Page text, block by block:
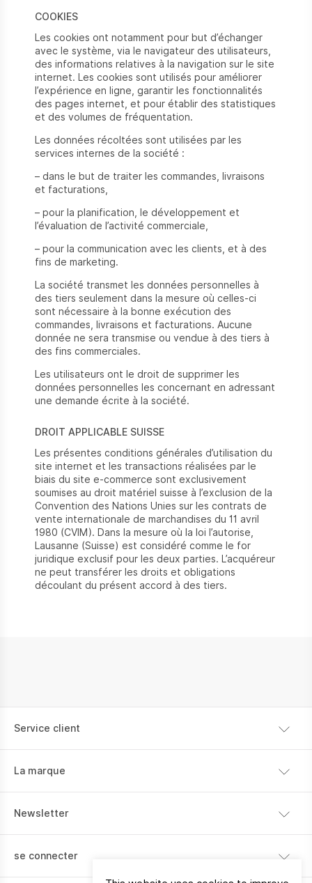
COOKIES
Les cookies ont notamment pour but d’échanger
avec le système, via le navigateur des utilisateurs,
des informations relatives à la navigation sur le site
internet. Les cookies sont utilisés pour améliorer
l’expérience en ligne, garantir les fonctionnalités
des pages internet, et pour établir des statistiques
et des volumes de fréquentation.
Les données récoltées sont utilisées par les
services internes de la société :
– dans le but de traiter les commandes, livraisons
et facturations,
– pour la planification, le développement et
l’évaluation de l’activité commerciale,
– pour la communication avec les clients, et à des
fins de marketing.
La société transmet les données personnelles à
des tiers seulement dans la mesure où celles-ci
sont nécessaire à la bonne exécution des
commandes, livraisons et facturations. Aucune
donnée ne sera transmise ou vendue à des tiers à
des fins commerciales.
Les utilisateurs ont le droit de supprimer les
données personnelles les concernant en adressant
une demande écrite à la société.
DROIT APPLICABLE SUISSE
Les présentes conditions générales d’utilisation du
site internet et les transactions réalisées par le
biais du site e-commerce sont exclusivement
soumises au droit matériel suisse à l’exclusion de la
Convention des Nations Unies sur les contrats de
vente internationale de marchandises du 11 avril
1980 (CVIM). Dans la mesure où la loi l’autorise,
Lausanne (Suisse) est considéré comme le for
juridique exclusif pour les deux parties. L’acquéreur
ne peut transférer les droits et obligations
découlant du présent accord à des tiers.
Service client
Retour
La marque
Newsletter
les services, les magasins et les événements de La Vallée.
se connecter